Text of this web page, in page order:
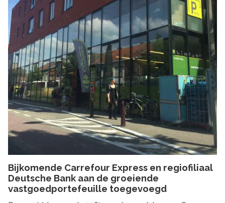
Bijkomende Carrefour Express en regiofiliaal
Deutsche Bank aan de groeiende
vastgoedportefeuille toegevoegd